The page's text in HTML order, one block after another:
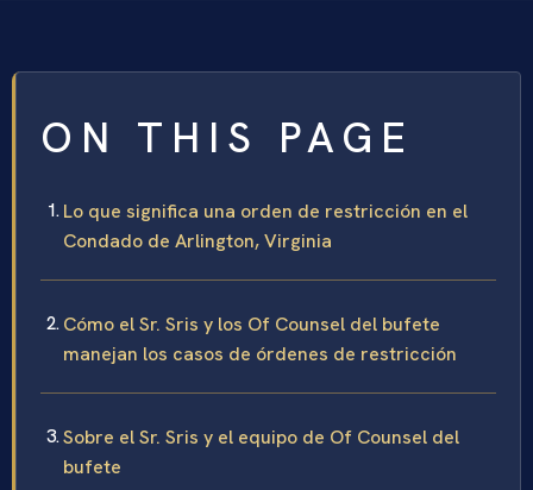
ON THIS PAGE
Lo que significa una orden de restricción en el
Condado de Arlington, Virginia
Cómo el Sr. Sris y los Of Counsel del bufete
manejan los casos de órdenes de restricción
Sobre el Sr. Sris y el equipo de Of Counsel del
bufete